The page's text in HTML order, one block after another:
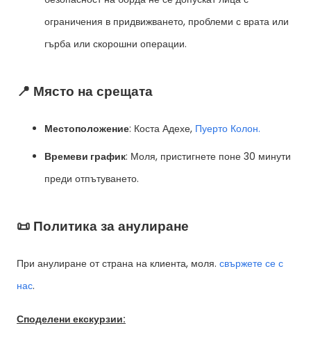
ограничения в придвижването, проблеми с врата или
гърба или скорошни операции.
📍 Място на срещата
Местоположение: Коста Адехе, Пуерто Колон.
Времеви график: Моля, пристигнете поне 30 минути
преди отпътуването.
📜 Политика за анулиране
При анулиране от страна на клиента, моля. свържете се с
нас.
Споделени екскурзии: